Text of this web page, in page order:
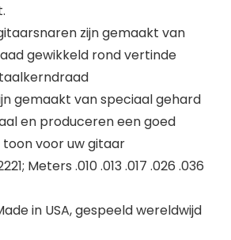
zijn gemaakt van
gewikkeld rond vertinde
gemaakt van speciaal gehard
en produceren een goed
voor uw gitaar
Meters .010 .013 .017 .026 .036
in USA, gespeeld wereldwijd